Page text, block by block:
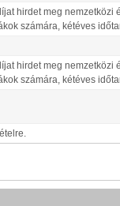
hirdet meg nemzetközi
számára, kétéves
hirdet meg nemzetközi
számára, kétéves